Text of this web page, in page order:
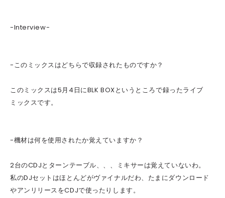
-Interview-
-このミックスはどちらで収録されたものですか？
このミックスは5月4日にBLK BOXというところで録ったライブ
ミックスです。
-機材は何を使用されたか覚えていますか？
2台のCDJとターンテーブル、、、ミキサーは覚えていないわ。
私のDJセットはほとんどがヴァイナルだわ、たまにダウンロード
やアンリリースをCDJで使ったりします。